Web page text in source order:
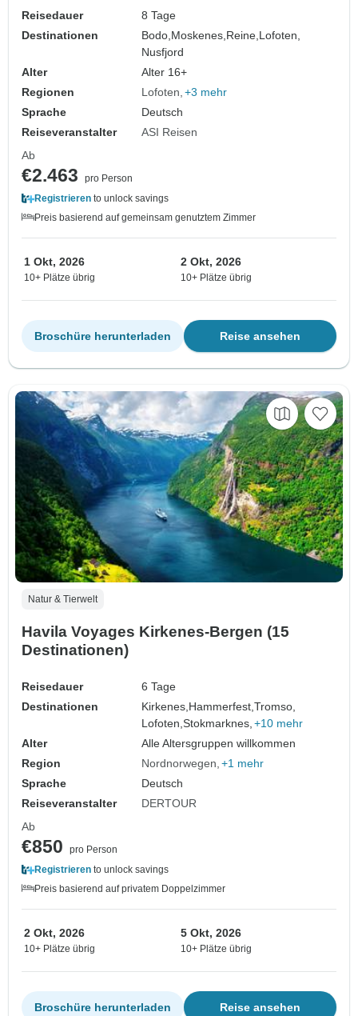
Reisedauer
8 Tage
Destinationen
Bodo, Moskenes, Reine, Lofoten,
Nusfjord
Alter
Alter 16+
Regionen
Lofoten +3 mehr
Sprache
Deutsch
Reiseveranstalter
ASI Reisen
Ab
€2.463
pro Person
Registrieren to unlock savings
Preis basierend auf gemeinsam genutztem Zimmer
1 Okt, 2026
10+ Plätze übrig
2 Okt, 2026
10+ Plätze übrig
Reise ansehen
Broschüre herunterladen
Natur & Tierwelt
Havila Voyages Kirkenes-Bergen (15
Destinationen)
Reisedauer
6 Tage
Destinationen
Kirkenes, Hammerfest,Tromso,
Lofoten,Stokmarknes, +10 mehr
Alter
Alle Altersgruppen willkommen
Region
Nordnorwegen +1 mehr
Sprache
Deutsch
Reiseveranstalter
DERTOUR
Ab
€850
pro Person
Registrieren to unlock savings
Preis basierend auf privatem Doppelzimmer
2 Okt, 2026
10+ Plätze übrig
5 Okt, 2026
10+ Plätze übrig
Reise ansehen
Broschüre herunterladen